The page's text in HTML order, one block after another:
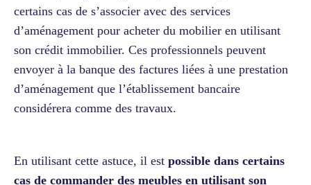
certains cas de s’associer avec des services
d’aménagement pour acheter du mobilier en utilisant
son crédit immobilier. Ces professionnels peuvent
envoyer à la banque des factures liées à une prestation
d’aménagement que l’établissement bancaire
considérera comme des travaux.
En utilisant cette astuce, il est possible dans certains
cas de commander des meubles en utilisant son